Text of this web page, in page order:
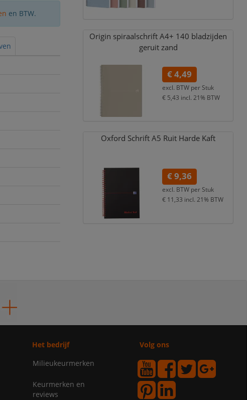
en BTW.
Origin spiraalschrift A4+ 140 bladzijden
geruit zand
€ 4,49
excl. BTW per Stuk
€ 5,43 incl. 21% BTW
Oxford Schrift A5 Ruit Harde Kaft
€ 9,36
excl. BTW per Stuk
€ 11,33 incl. 21% BTW
Het bedrijf
Milieukeurmerken
Keurmerken en
reviews
Volg ons